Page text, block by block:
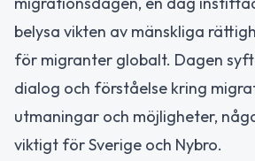
belysa vikten av mänskliga
för migranter globalt. Dagen
dialog och förståelse kring
utmaningar och möjligheter,
viktigt för Sverige och Nybro.